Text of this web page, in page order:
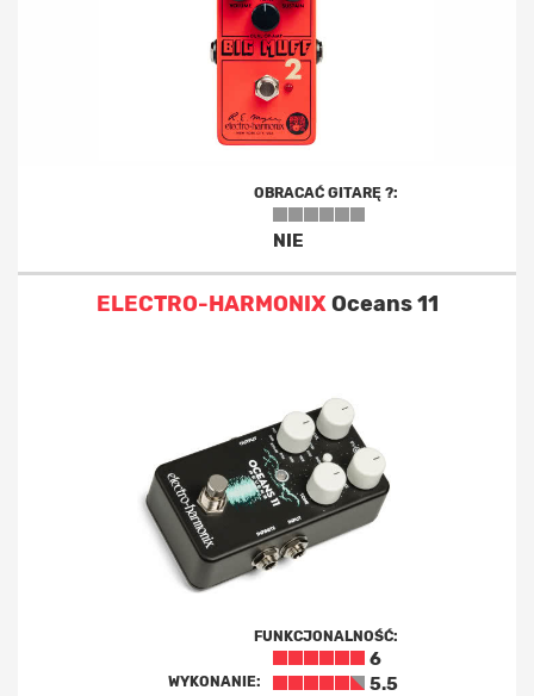
OBRACAĆ GITARĘ ?:
NIE
ELECTRO-HARMONIXOceans 11
FUNKCJONALNOŚĆ:
6
WYKONANIE: 5.5